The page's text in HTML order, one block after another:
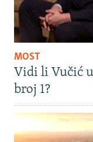
MOST
Vidi li Vučić
broj 1?